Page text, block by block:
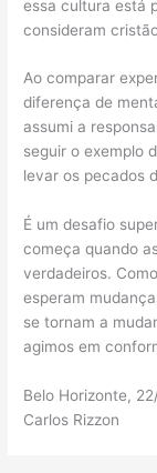
essa cultura está
consideram
Ao comparar
diferença de
assumi a
seguir o exemplo
levar os pecados
É um desafio
começa quando
verdadeiros.
esperam
se tornam a
agimos em
Belo Horizonte,
Carlos Rizzon